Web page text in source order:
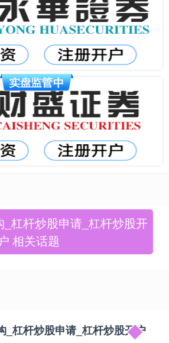
杠杆炒股申请_杠杆炒股开
户 相关话题
_杠杆炒股申请_杠杆炒股开户